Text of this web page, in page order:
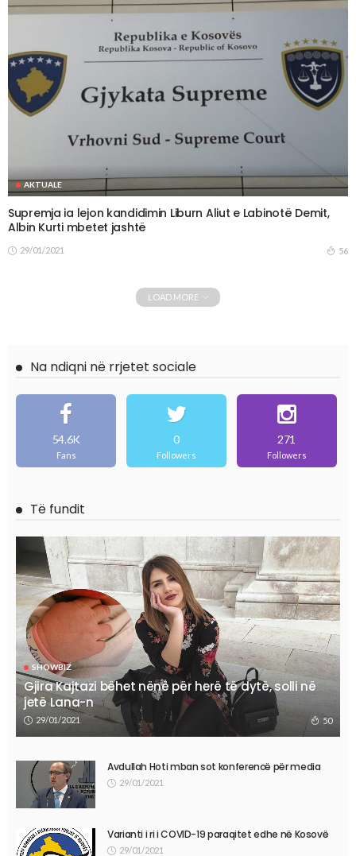
AKTUALE
Supremja ia lejon kandidimin Liburn Aliut e Labinotë Demit,
Albin Kurti mbetet jashtë
29/01/2021 56
LOAD MORE
Na ndiqni në rrjetet sociale
54.6K
Fans
0
Followers
271
Followers
Të fundit
SHOWBIZ
Gjira Kajtazi bëhet nënë për herë të dytë, solli në
jetë Lana-n
29/01/2021 50
Avdullah Hoti mban sot konferencë për media
29/01/2021
Varianti i ri i COVID-19 paraqitet edhe në Kosovë
29/01/2021